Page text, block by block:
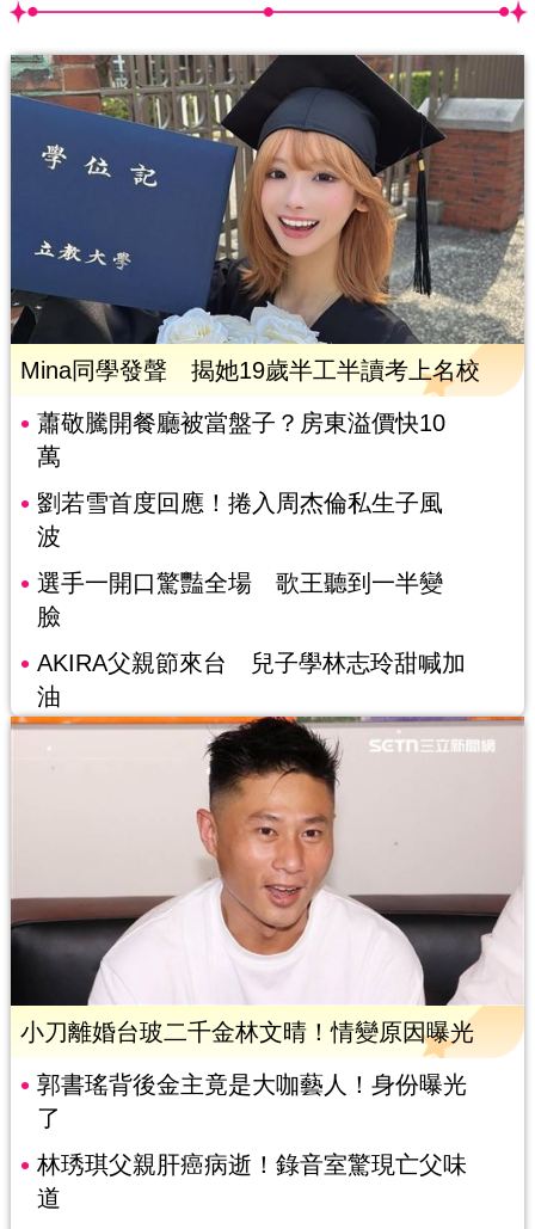
Mina同學發聲 揭她19歲半工半讀考上名校
蕭敬騰開餐廳被當盤子？房東溢價快10
萬
劉若雪首度回應！捲入周杰倫私生子風
波
選手一開口驚豔全場 歌王聽到一半變
臉
AKIRA父親節來台 兒子學林志玲甜喊加
油
小刀離婚台玻二千金林文晴！情變原因曝光
郭書瑤背後金主竟是大咖藝人！身份曝光
了
林琇琪父親肝癌病逝！錄音室驚現亡父味
道